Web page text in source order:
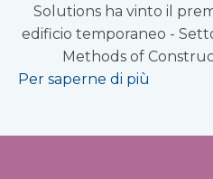
Solutions ha vinto il
edificio temporaneo -
Methods of
Per saperne di più